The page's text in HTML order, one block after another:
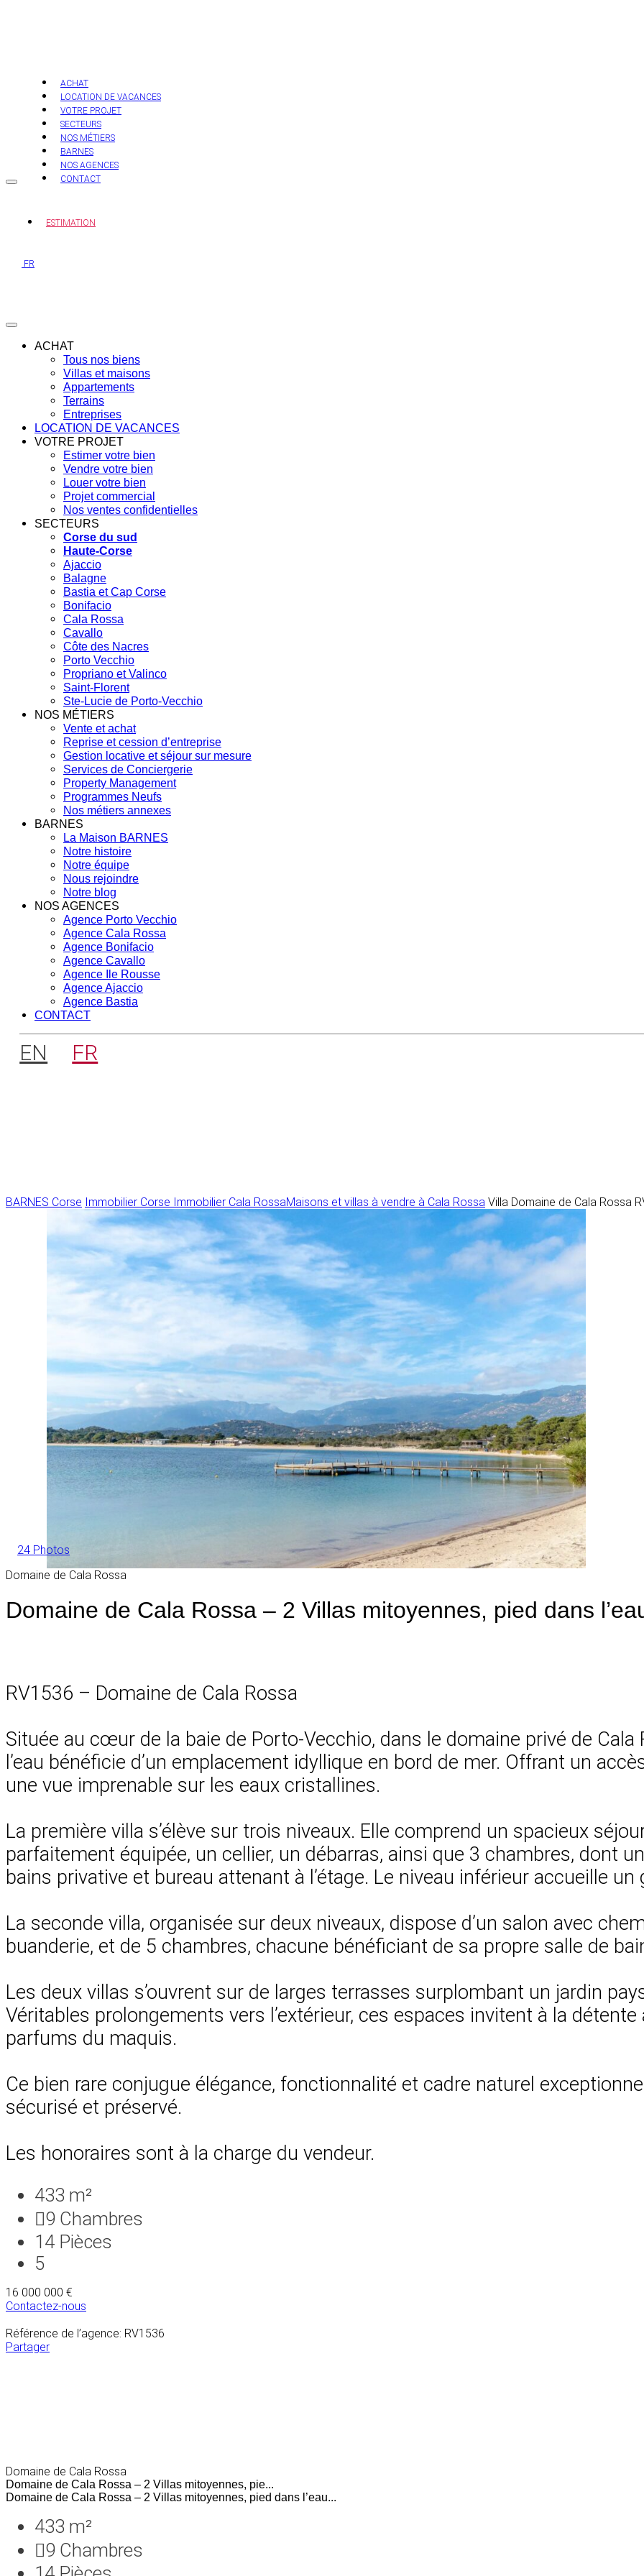
ACHAT
LOCATION DE VACANCES
VOTRE PROJET
SECTEURS
NOS MÉTIERS
BARNES
NOS AGENCES
CONTACT
ESTIMATION
FR
ACHAT
Tous nos biens
Villas et maisons
Appartements
Terrains
Entreprises
LOCATION DE VACANCES
VOTRE PROJET
Estimer votre bien
Vendre votre bien
Louer votre bien
Projet commercial
Nos ventes confidentielles
SECTEURS
Corse du sud
Haute-Corse
Ajaccio
Balagne
Bastia et Cap Corse
Bonifacio
Cala Rossa
Cavallo
Côte des Nacres
Porto Vecchio
Propriano et Valinco
Saint-Florent
Ste-Lucie de Porto-Vecchio
NOS MÉTIERS
Vente et achat
Reprise et cession d’entreprise
Gestion locative et séjour sur mesure
Services de Conciergerie
Property Management
Programmes Neufs
Nos métiers annexes
BARNES
La Maison BARNES
Notre histoire
Notre équipe
Nous rejoindre
Notre blog
NOS AGENCES
Agence Porto Vecchio
Agence Cala Rossa
Agence Bonifacio
Agence Cavallo
Agence Ile Rousse
Agence Ajaccio
Agence Bastia
CONTACT
EN FR
BARNES Corse Immobilier Corse Immobilier Cala RossaMaisons et villas à vendre à Cala Rossa Villa Domaine de Cala Rossa
24 Photos
Domaine de Cala Rossa
Domaine de Cala Rossa – 2 Villas mitoyennes, pied dans
RV1536 – Domaine de Cala Rossa
Située au cœur de la baie de Porto-Vecchio, dans le domaine privé de
l’eau bénéficie d’un emplacement idyllique en bord de mer. Offrant un
une vue imprenable sur les eaux cristallines.
La première villa s’élève sur trois niveaux. Elle comprend un spacieux
parfaitement équipée, un cellier, un débarras, ainsi que 3 chambres, dont
bains privative et bureau attenant à l’étage. Le niveau inférieur accueille un
La seconde villa, organisée sur deux niveaux, dispose d’un salon avec
buanderie, et de 5 chambres, chacune bénéficiant de sa propre salle de
Les deux villas s’ouvrent sur de larges terrasses surplombant un jardin
Véritables prolongements vers l’extérieur, ces espaces invitent à la
parfums du maquis.
Ce bien rare conjugue élégance, fonctionnalité et cadre naturel
sécurisé et préservé.
Les honoraires sont à la charge du vendeur.
433 m²
9 Chambres
14 Pièces
5
16 000 000 €
Contactez-nous
Référence de l’agence: RV1536
Partager
Domaine de Cala Rossa
Domaine de Cala Rossa – 2 Villas mitoyennes, pie...
Domaine de Cala Rossa – 2 Villas mitoyennes, pied dans l’eau...
433 m²
9 Chambres